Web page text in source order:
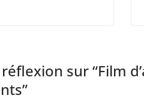
sur “Film
”